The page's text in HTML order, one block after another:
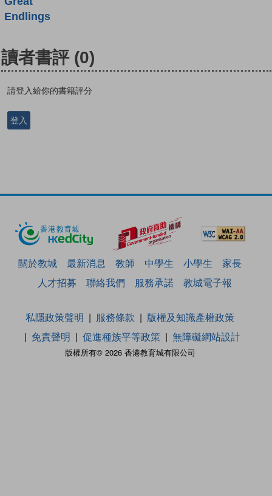
Endlings
讀者書評 (0)
請登入給你的書籍評分
登入
關於教城 最新消息 教師 中學生 小學生
家長
人才招募
聯絡我們 服務承諾 教城電子報
版權所有© 2026 香港教育城有限公司
私隱政策聲明 服務條款
版權及知識產權政策
免責聲明
促進種族平等政策 無障礙網站設計